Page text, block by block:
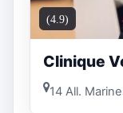
(4.9)
Clinique
14 All.